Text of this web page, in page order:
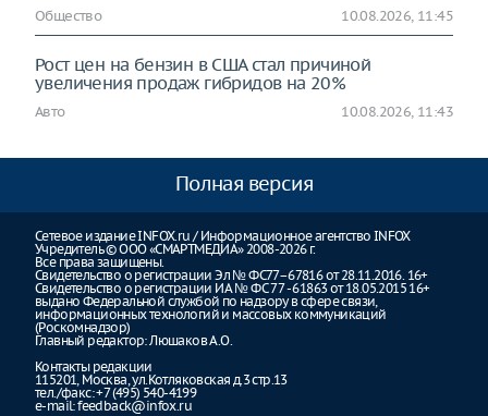
Общество 10.08.2026, 11:45
Рост цен на бензин в США стал причиной
увеличения продаж гибридов на 20%
Авто 10.08.2026, 11:43
Полная версия
Сетевое издание INFOX.ru / Информационное агентство INFOX
Учредитель © ООО «СМАРТМЕДИА» 2008-2026 г.
Все права защищены.
Свидетельство о регистрации Эл № ФС77–67816 от 28.11.2016. 16+
Свидетельство о регистрации ИА № ФС 77 - 61863 от 18.05.2015 16+
выдано Федеральной службой по надзору в сфере связи,
информационных технологий и массовых коммуникаций
(Роскомнадзор)
Главный редактор: Люшаков А.О.
Контакты редакции
115201, Москва, ул.Котляковская д.3 стр.13
тел./факс: +7 (495) 540-4199
e-mail:feedback@infox.ru